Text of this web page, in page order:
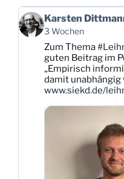
Beitrag
von
Karsten
Dittmann
Bluesky
ansehen
Karsten
3 Wochen
Zum Thema
guten Beitrag im
„Empirisch
damit unabhängig
www.siekd.de/